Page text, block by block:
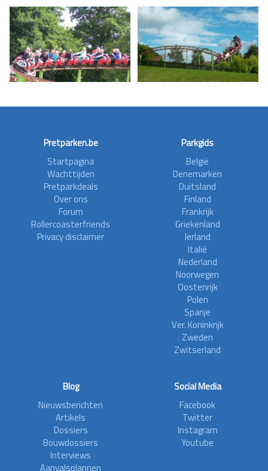
Pretparken.be
Startpagina
Wachttijden
Pretparkdeals
Over ons
Forum
Rollercoasterfriends
Privacy disclaimer
Parkgids
België
Denemarken
Duitsland
Finland
Frankrijk
Griekenland
Ierland
Italië
Nederland
Noorwegen
Oostenrijk
Polen
Spanje
Ver. Koninkrijk
Zweden
Zwitserland
Blog
Nieuwsberichten
Artikels
Dossiers
Bouwdossiers
Interviews
Aanvalsplannen
Social Media
Facebook
Twitter
Instagram
Youtube